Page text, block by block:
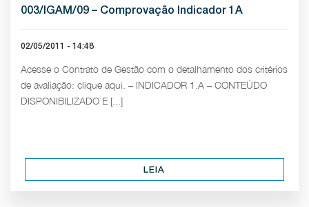
003/IGAM/09 – Comprovação Indicador 1A
02/05/2011 - 14:48
Acesse o Contrato de Gestão com o detalhamento dos critérios
de avaliação: clique aqui. – INDICADOR 1.A – CONTEÚDO
DISPONIBILIZADO E [...]
LEIA